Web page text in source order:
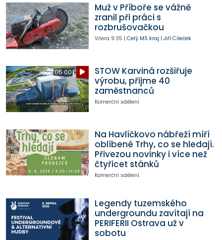
Muž v Příboře se vážně
zranil při práci s
rozbrušovačkou
Včera 9:35 | Celý MS kraj | Jiří Cileček
05:00
STOW Karviná rozšiřuje
výrobu, přijme 40
zaměstnanců
Komerční sdělení
Na Havlíčkovo nábřeží míří
oblíbené Trhy, co se hledají.
Přivezou novinky i více než
čtyřicet stánků
Komerční sdělení
Legendy tuzemského
undergroundu zavítají na
PERIFERII Ostrava už v
sobotu